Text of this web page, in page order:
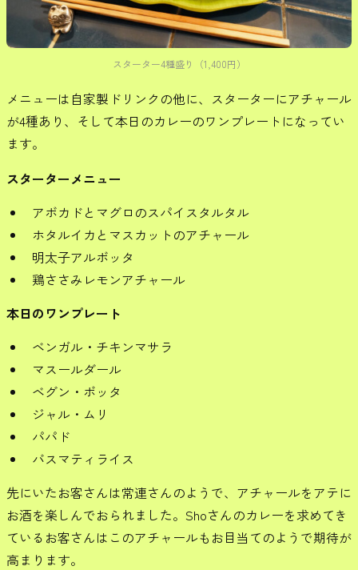
スターター4種盛り（1,400円）
メニューは自家製ドリンクの他に、スターターにアチャール
が4種あり、そして本日のカレーのワンプレートになってい
ます。
スターターメニュー
アボカドとマグロのスパイスタルタル
ホタルイカとマスカットのアチャール
明太子アルボッタ
鶏ささみレモンアチャール
本日のワンプレート
ベンガル・チキンマサラ
マスールダール
ベグン・ボッタ
ジャル・ムリ
パパド
バスマティライス
先にいたお客さんは常連さんのようで、アチャールをアテに
お酒を楽しんでおられました。Shoさんのカレーを求めてき
ているお客さんはこのアチャールもお目当てのようで期待が
高まります。